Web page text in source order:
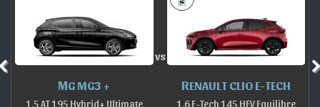
MG MG3 +
1.5 AT 195 Hybrid+ Ultimate
vs
RENAULT CLIO E-TECH
1.6 E-Tech 145 HEV Equilibre